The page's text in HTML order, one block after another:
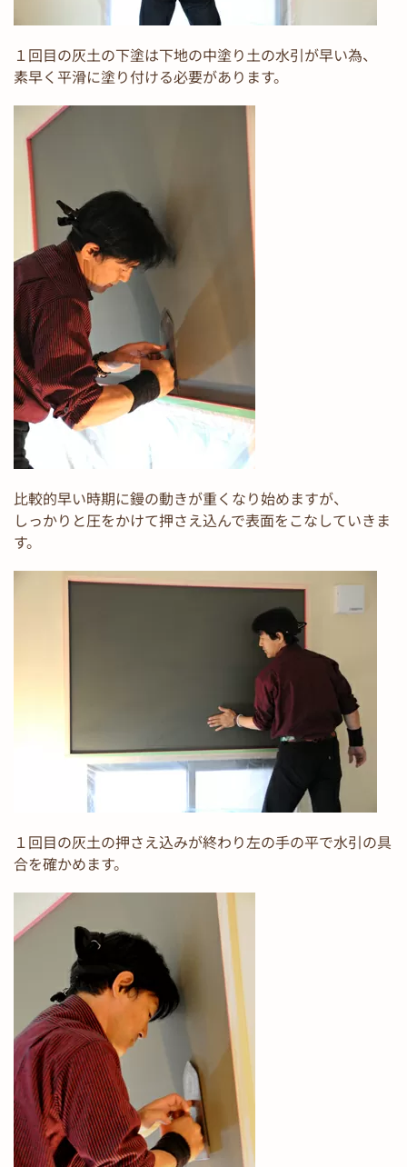
１回目の灰土の下塗は下地の中塗り土の水引が早い為、
素早く平滑に塗り付ける必要があります。
比較的早い時期に鏝の動きが重くなり始めますが、
しっかりと圧をかけて押さえ込んで表面をこなしていきま
す。
１回目の灰土の押さえ込みが終わり左の手の平で水引の具
合を確かめます。